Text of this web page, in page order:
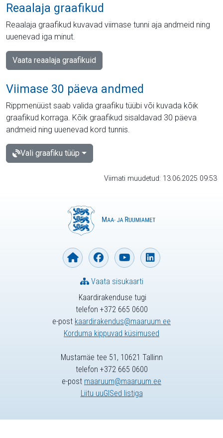
Reaalaja graafikud
Reaalaja graafikud kuvavad viimase tunni aja andmeid ning
uuenevad iga minut.
Vaata reaalaja graafikuid
Viimase 30 päeva andmed
Rippmenüüst saab valida graafiku tüübi või kuvada kõik
graafikud korraga. Kõik graafikud sisaldavad 30 päeva
andmeid ning uuenevad kord tunnis.
Vali graafiku tüüp
Viimati muudetud: 13.06.2025 09:53
Kaardirakenduse tugi
telefon +372 665 0600
e-post kaardirakendus@maaruum.ee
Korduma kippuvad küsimused
Vaata sisukaarti
Mustamäe tee 51, 10621 Tallinn
telefon +372 665 0600
e-post maaruum@maaruum.ee
Liitu uuGISed listiga